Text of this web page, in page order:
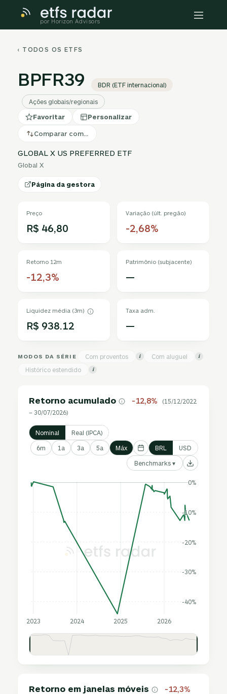
por Horizon Advisors
‹ TODOS OS ETFS
BPFR39 BDR (ETF internacional)
Ações globais/regionais
Favoritar Personalizar
Comparar com…
GLOBAL X US PREFERRED ETF
Global X
Página da gestora
Preço
R$ 46,80
Variação (últ. pregão)
-2,68%
Retorno 12m
-12,3%
Patrimônio (subjacente)
—
Liquidez média (3m)
R$ 938.12
Taxa adm.
—
MODOS DA SÉRIE Com proventos i Com aluguel i
Histórico estendido i
Retorno acumulado -12,8%
(15/12/2022
– 30/07/2026)
Nominal Real (IPCA)
6m 1a 3a 5a Máx BRL USD
Benchmarks ▾
-40%
-30%
-20%
-10%
0%
2023 2024 2025 2026
Retorno em janelas móveis -12,3%